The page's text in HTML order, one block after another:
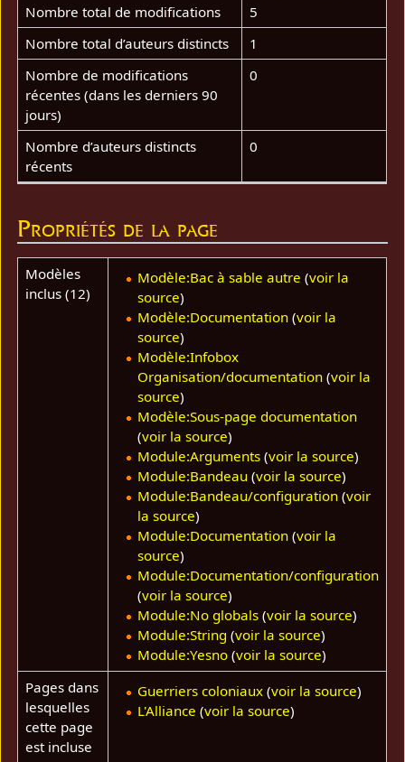
Nombre total de modifications
5
Nombre total d’auteurs distincts
1
Nombre de modifications
récentes (dans les derniers 90
jours)
0
Nombre d’auteurs distincts
récents
0
Propriétés de la page
Modèles
inclus (12)
Modèle:Bac à sable autre (voir la
source)
Modèle:Documentation (voir la
source)
Modèle:Infobox
Organisation/documentation (voir la
source)
Modèle:Sous-page documentation
(voir la source)
Module:Arguments (voir la source)
Module:Bandeau (voir la source)
Module:Bandeau/configuration (voir
la source)
Module:Documentation (voir la
source)
Module:Documentation/configuration
(voir la source)
Module:No globals (voir la source)
Module:String (voir la source)
Module:Yesno (voir la source)
Pages dans
lesquelles
cette page
est incluse
Guerriers coloniaux (voir la source)
L'Alliance (voir la source)